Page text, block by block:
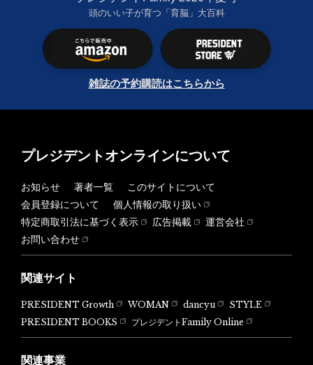
頭のいい子が育つ「育脳」大百科
雑誌の予約購読はこちらから
プレジデントオンラインについて
お知らせ 著者一覧
このサイトについて
会員登録について
個人情報の取り扱い
特定商取引法に基づく表示
広告掲載
運営会社
お問い合わせ
関連サイト
PRESIDENT Growth WOMAN dancyu
STYLE
PRESIDENT BOOKS
プレジデントFamily Online
関連事業